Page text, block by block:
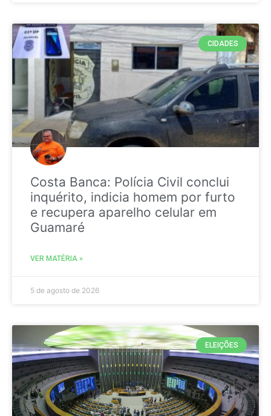
CIDADES
Costa Banca: Polícia Civil conclui
inquérito, indicia homem por furto
e recupera aparelho celular em
Guamaré
VER MATÉRIA »
5 de agosto de 2026
ELEIÇÕES